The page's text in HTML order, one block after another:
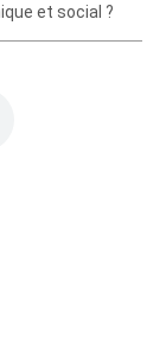
et social ?